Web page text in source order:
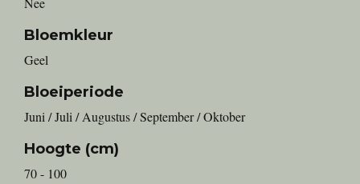
Bloemkleur
Geel
Bloeiperiode
Juni / Juli / Augustus / September / Oktober
Hoogte (cm)
70 - 100